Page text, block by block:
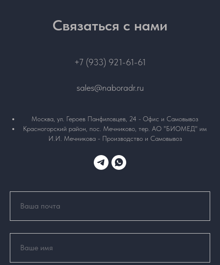
Связаться с нами
+7 (933) 921-61-61
sales@naboradr.ru
Москва, ул. Героев Панфиловцев, 24 - Офис и Самовывоз
Красногорский район, пос. Мечниково, тер. АО "БИОМЕД" им
И.И. Мечникова - Производство и Самовывоз